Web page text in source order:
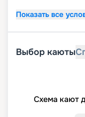
Показать все
Выбор каюты
Схема кают